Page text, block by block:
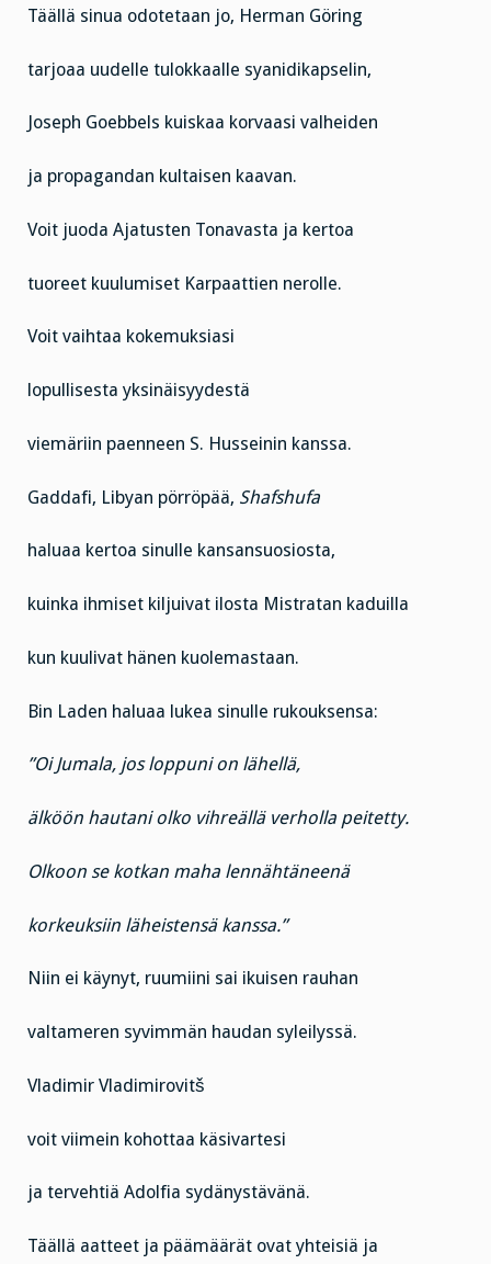
Täällä sinua odotetaan jo, Herman Göring
tarjoaa uudelle tulokkaalle syanidikapselin,
Joseph Goebbels kuiskaa korvaasi valheiden
ja propagandan kultaisen kaavan.
Voit juoda Ajatusten Tonavasta ja kertoa
tuoreet kuulumiset Karpaattien nerolle.
Voit vaihtaa kokemuksiasi
lopullisesta yksinäisyydestä
viemäriin paenneen S. Husseinin kanssa.
Gaddafi, Libyan pörröpää, Shafshufa
haluaa kertoa sinulle kansansuosiosta,
kuinka ihmiset kiljuivat ilosta Mistratan kaduilla
kun kuulivat hänen kuolemastaan.
Bin Laden haluaa lukea sinulle rukouksensa:
”Oi Jumala, jos loppuni on lähellä,
älköön hautani olko vihreällä verholla peitetty.
Olkoon se kotkan maha lennähtäneenä
korkeuksiin läheistensä kanssa.”
Niin ei käynyt, ruumiini sai ikuisen rauhan
valtameren syvimmän haudan syleilyssä.
Vladimir Vladimirovitš
voit viimein kohottaa käsivartesi
ja tervehtiä Adolfia sydänystävänä.
Täällä aatteet ja päämäärät ovat yhteisiä ja